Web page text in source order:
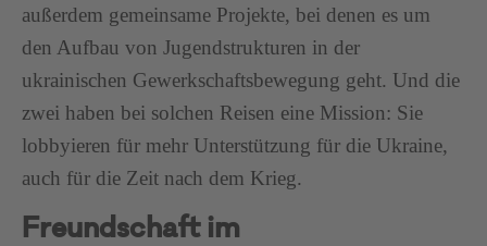
außerdem gemeinsame Projekte, bei denen es um
den Aufbau von Jugendstrukturen in der
ukrainischen Gewerkschaftsbewegung geht. Und die
zwei haben bei solchen Reisen eine Mission: Sie
lobbyieren für mehr Unterstützung für die Ukraine,
auch für die Zeit nach dem Krieg.
Freundschaft im